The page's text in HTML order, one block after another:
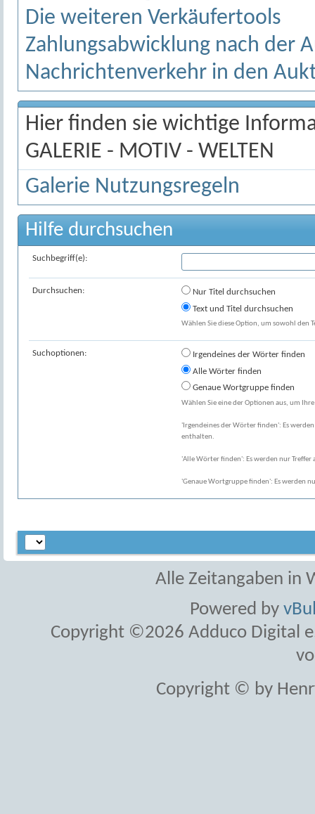
Die weiteren Verkäufertools
Zahlungsabwicklung nach der
Nachrichtenverkehr in den
Hier finden sie wichtige
GALERIE - MOTIV - WELTEN
Galerie Nutzungsregeln
Hilfe durchsuchen
Suchbegriff(e):
Durchsuchen:
Nur Titel durchsuchen
Text und Titel durchsuchen
Wählen Sie diese Option, um sowohl den
Suchoptionen:
Irgendeines der Wörter finden
Alle Wörter finden
Genaue Wortgruppe finden
Wählen Sie eine der Optionen aus, um
'Irgendeines der Wörter finden': Es
enthalten.
'Alle Wörter finden': Es werden nur
'Genaue Wortgruppe finden': Es werden
Alle Zeitangaben in
Powered by
Copyright ©2026 Adduco Digital
Copyright © by